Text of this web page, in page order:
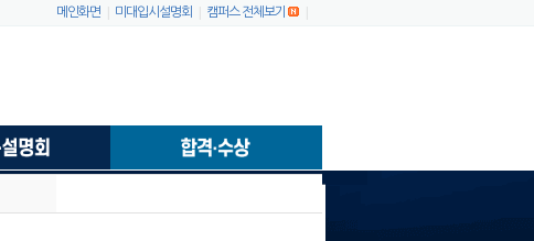
메인화면 미대입시설명회 캠퍼스 전체보기